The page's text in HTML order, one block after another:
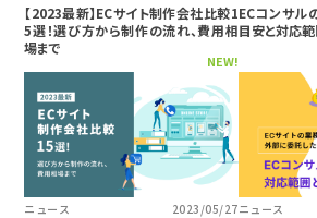
【2023最新】ECサイト制作会社比較1
5選！選び方から制作の流れ、費用相
場まで
NEW!
ニュース 2023/05/27
ECコンサル
目安と対応
ニュース